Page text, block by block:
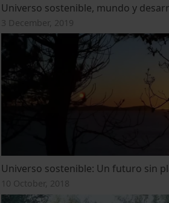
Universo sostenible, mundo y
3 December, 2019
Universo sostenible: Un futuro sin
10 October, 2018